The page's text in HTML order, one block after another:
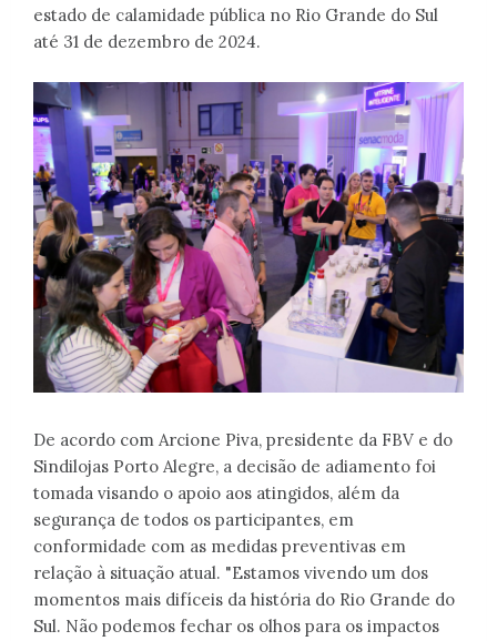
estado de calamidade pública no Rio Grande do Sul
até 31 de dezembro de 2024.
De acordo com Arcione Piva, presidente da FBV e do
Sindilojas Porto Alegre, a decisão de adiamento foi
tomada visando o apoio aos atingidos, além da
segurança de todos os participantes, em
conformidade com as medidas preventivas em
relação à situação atual. "Estamos vivendo um dos
momentos mais difíceis da história do Rio Grande do
Sul. Não podemos fechar os olhos para os impactos